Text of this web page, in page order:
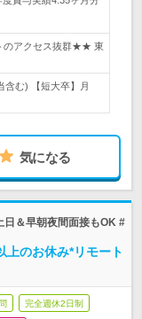
のアクセス抜群★★ 東
含む) 【短大卒】月
気になる
＆早朝夜間面接もOK #
上のお休み*リモート
完全週休2日制